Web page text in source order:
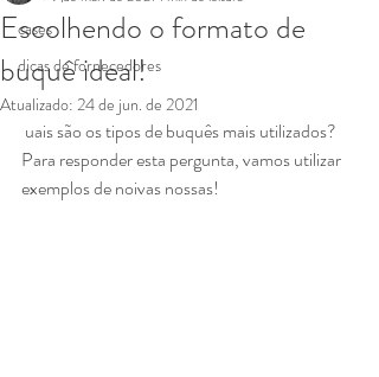
cases
dicas de fornecedores
Escolhendo o formato de
buquê ideal!
Atualizado: 24 de jun. de 2021
Para responder esta pergunta, vamos utilizar
exemplos de noivas nossas!